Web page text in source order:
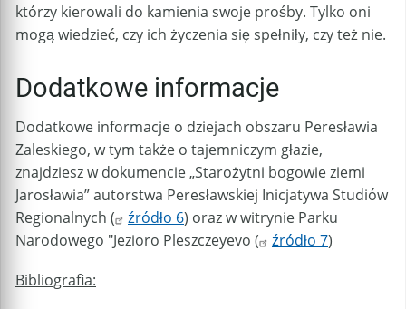
którzy kierowali do kamienia swoje prośby. Tylko oni
mogą wiedzieć, czy ich życzenia się spełniły, czy też nie.
Dodatkowe informacje
Dodatkowe informacje o dziejach obszaru Peresławia
Zaleskiego, w tym także o tajemniczym głazie,
znajdziesz w dokumencie „Starożytni bogowie ziemi
Jarosławia” autorstwa Peresławskiej Inicjatywa Studiów
Regionalnych (
źródło 6) oraz w witrynie Parku
Narodowego "Jezioro Pleszczeyevo (
źródło 7)
Bibliografia: